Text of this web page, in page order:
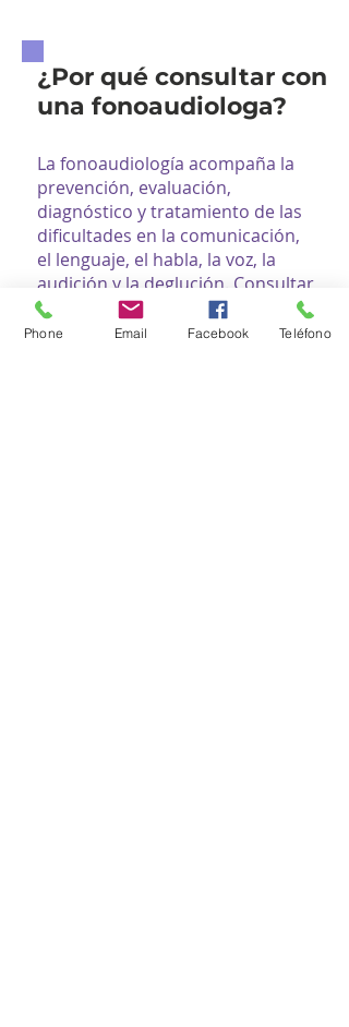
¿Por qué consultar con
una fonoaudiologa?
La fonoaudiología acompaña la
prevención, evaluación,
diagnóstico y tratamiento de las
dificultades en la comunicación,
el lenguaje, el habla, la voz, la
audición y la deglución. Consultar
a tiempo favorece el desarrollo
de habilidades comunicativas,
Phone Email Facebook Teléfono